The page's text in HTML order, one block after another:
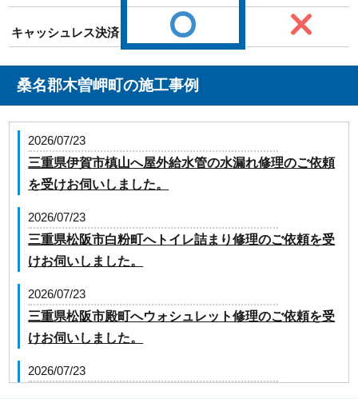
キャッシュレス決済
桑名郡木曽岬町の施工事例
2026/07/23
三重県伊賀市槙山へ屋外給水管の水漏れ修理のご依頼
を受けお伺いしました。
2026/07/23
三重県松阪市白粉町へトイレ詰まり修理のご依頼を受
けお伺いしました。
2026/07/23
三重県松阪市殿町へウォシュレット修理のご依頼を受
けお伺いしました。
2026/07/23